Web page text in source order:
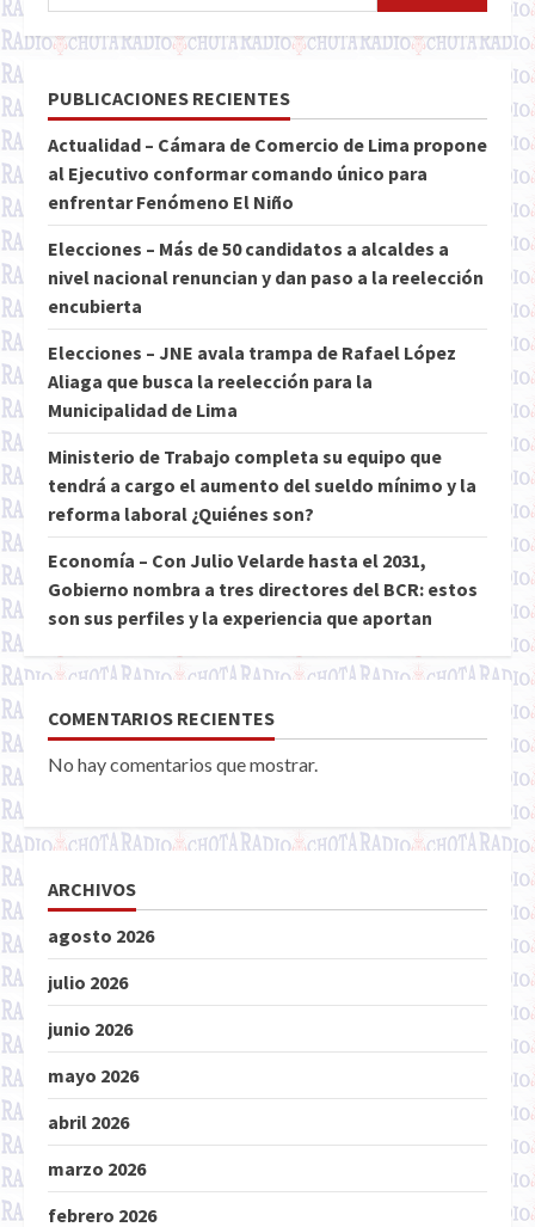
PUBLICACIONES RECIENTES
Actualidad – Cámara de Comercio de Lima propone
al Ejecutivo conformar comando único para
enfrentar Fenómeno El Niño
Elecciones – Más de 50 candidatos a alcaldes a
nivel nacional renuncian y dan paso a la reelección
encubierta
Elecciones – JNE avala trampa de Rafael López
Aliaga que busca la reelección para la
Municipalidad de Lima
Ministerio de Trabajo completa su equipo que
tendrá a cargo el aumento del sueldo mínimo y la
reforma laboral ¿Quiénes son?
Economía – Con Julio Velarde hasta el 2031,
Gobierno nombra a tres directores del BCR: estos
son sus perfiles y la experiencia que aportan
COMENTARIOS RECIENTES
No hay comentarios que mostrar.
ARCHIVOS
agosto 2026
julio 2026
junio 2026
mayo 2026
abril 2026
marzo 2026
febrero 2026